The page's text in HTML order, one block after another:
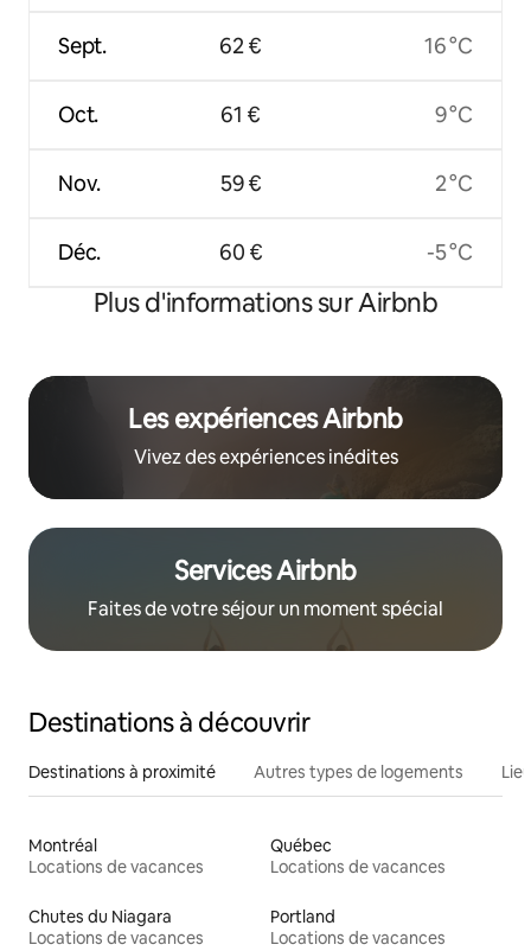
Sept.
Oct.
Nov.
Déc.
62 €
61 €
59 €
60 €
16 °C
9 °C
2 °C
-5 °C
Plus d'informations sur Airbnb
Les expériences Airbnb
Vivez des expériences inédites
Services Airbnb
Faites de votre séjour un moment spécial
Destinations à découvrir
Destinations à proximité Autres types de logements
Montréal
Locations de vacances
Québec
Locations de vacances
Chutes du Niagara
Locations de vacances
Portland
Locations de vacances